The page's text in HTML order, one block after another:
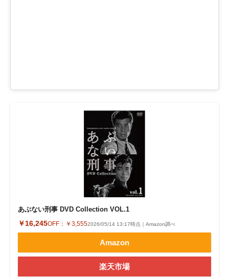
あぶない刑事 DVD Collection VOL.1
￥16,245OFF： ￥3,5552026/05/14 13:17時点｜Amazon調べ
Amazon
楽天市場